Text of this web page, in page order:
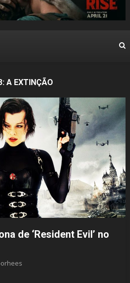
A EXTINÇÃO
de ‘Resident Evil’ no